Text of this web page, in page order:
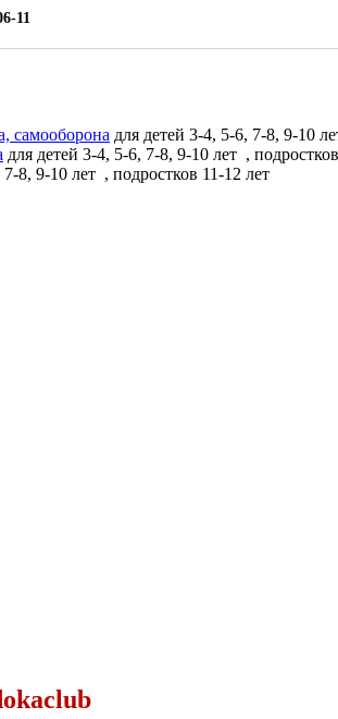
11
самооборона для детей 3-4, 5-6, 7-8, 9-10
для детей 3-4, 5-6, 7-8, 9-10 лет ,
8, 9-10 лет , подростков 11-12 лет